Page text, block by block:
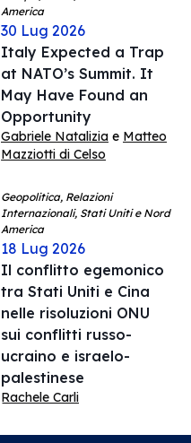
America
30 Lug 2026
Italy Expected a Trap
at NATO’s Summit. It
May Have Found an
Opportunity
Gabriele Natalizia e Matteo
Mazziotti di Celso
Geopolitica, Relazioni
Internazionali, Stati Uniti e Nord
America
18 Lug 2026
Il conflitto egemonico
tra Stati Uniti e Cina
nelle risoluzioni ONU
sui conflitti russo-
ucraino e israelo-
palestinese
Rachele Carli